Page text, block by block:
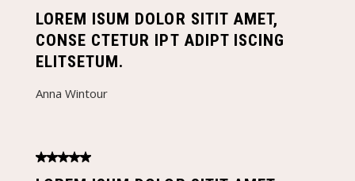
LOREM ISUM DOLOR SITIT AMET,
CONSE CTETUR IPT ADIPT ISCING
ELITSETUM.
Anna Wintour